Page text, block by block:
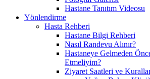
Hastane Tanıtım Videosu
Yönlendirme
Hasta Rehberi
Hastane Bilgi Rehberi
Nasıl Randevu Alınır?
Hastaneye Gelmeden
Etmeliyim?
Ziyaret Saatleri ve